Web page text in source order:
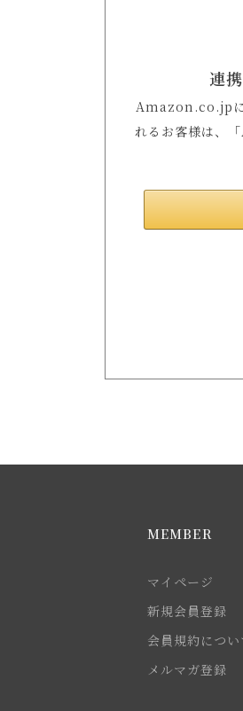
連
Amazon.co.jpに
れるお客様は、
MEMBER
マイページ
新規会員登録
会員規約につい
メルマガ登録